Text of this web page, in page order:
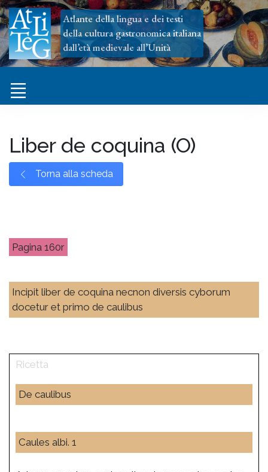
Atlante della lingua e dei testi
della cultura gastronomica italiana
dall’età medievale all’Unità
Liber de coquina (O)
Torna alla scheda
160r
Incipit liber de coquina necnon diversis cyborum
docetur et primo de caulibus
De caulibus
Caules albi. 1